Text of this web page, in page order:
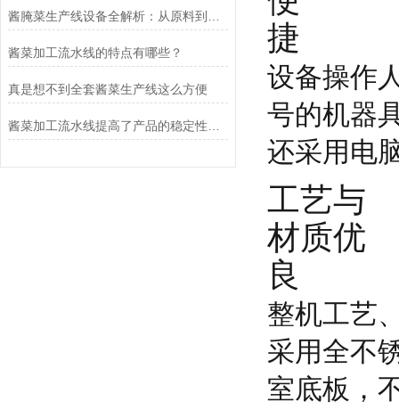
酱菜加工流水线的特点有哪些？
真是想不到全套酱菜生产线这么方便
捷
设备操作
号的机器
还采用电
工艺与
材质优
良
整机工艺
采用全不
室底板，